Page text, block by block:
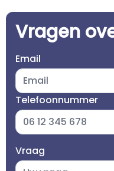
Vragen
Email
Telefoonnummer
Vraag